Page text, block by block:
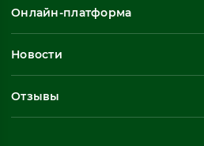
Профессиональное обучение
Все
Онлайн-платформа
Новости
Отзывы